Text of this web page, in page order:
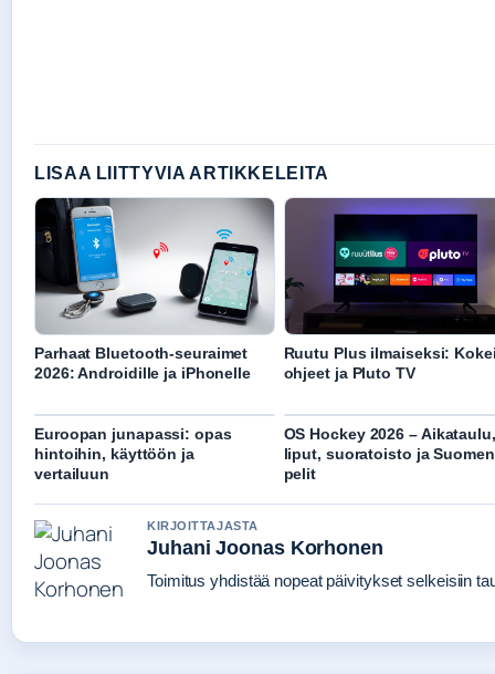
LISAA LIITTYVIA ARTIKKELEITA
Parhaat Bluetooth-seuraimet
2026: Androidille ja iPhonelle
Ruutu Plus ilmaiseksi:
ohjeet ja Pluto TV
Euroopan junapassi: opas
hintoihin, käyttöön ja
vertailuun
OS Hockey 2026 – Aikataulu,
liput, suoratoisto ja Suomen
pelit
KIRJOITTAJASTA
Juhani Joonas Korhonen
Toimitus yhdistää nopeat päivitykset selkeisiin